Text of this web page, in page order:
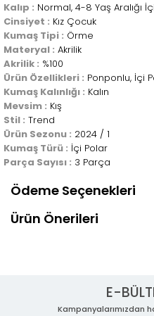
Kalıp : Normal, 4-8 Yaş Aralığı
Cinsiyet : Kız Çocuk
Kumaş Tipi : Örme
Materyal : Akrilik
Akrilik : %100
Ürün Özellikleri : Ponponlu, İçi
Kumaş Kalınlığı : Kalın
Mevsim : Kış
Stil : Trend
Ürün Sezonu : 2024 / 1
Kumaş Türü : İçi Polar
Parça Sayısı : 3 Parça
Ödeme Seçenekleri
Ürün Önerileri
E-
Kampanyalarımızdan